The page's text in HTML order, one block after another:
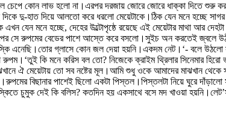
চেপে কোন লাভ হলো না।এরপর দরজায় জোরে জোরে ধাক্কা দিতে
দিকে দু-হাত দিয়ে আলতো করে ধরলো মেয়েটাকে।ঠিক যেন মনে হচ্ছে
এখন যেন মনে হচ্ছে, দেহের উল্টোপৃষ্ঠে রয়েছে এই মেয়েটার মাথা আর
সে রুপমের বেডের পাশে আস্তে করে বসলো।সুইচ অন করতেই জ্বলে
গ্লাসে কোন জল দেয়া হয়নি।একদম নেট।‘- বলে উঠলো
কি মনে করিস বল তো? নিজেকে ক্রাইম থ্রিলার সিনেমার হিরো
ঐ মেয়েটায় তো সব নষ্টের মূল।আমি শুধু ওকে আমাদের মাঝখান
বিছানার পাশেই ছিলো একটা পিস্তল।পিস্তলটা নিয়ে ঘুরে
চুমুক দেই কি বলিস? কতদিন হয় একসাথে বসে মদ খাওয়া হয়নি।লেট’স